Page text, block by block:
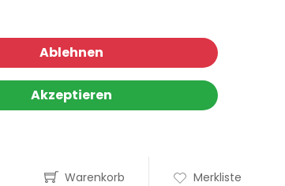
Ablehnen
Akzeptieren
Warenkorb Merkliste